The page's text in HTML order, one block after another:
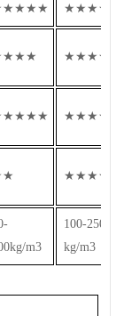
★★★★★
★★★★
★★★★
★★★★
m3
100-250
kg/m3